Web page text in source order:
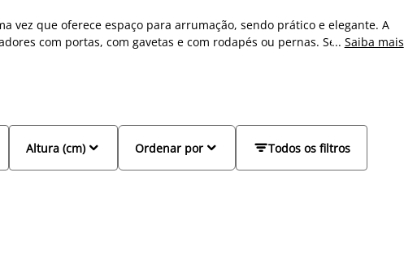
vez que oferece espaço para arrumação, sendo prático e elegante. A
com portas, com gavetas e com rodapés ou pernas. Se gosta de
... Saiba mais

Altura (cm) Todos os filtros

Ordenar por